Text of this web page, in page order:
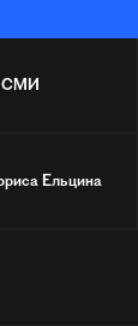
СМИ
Ельцина